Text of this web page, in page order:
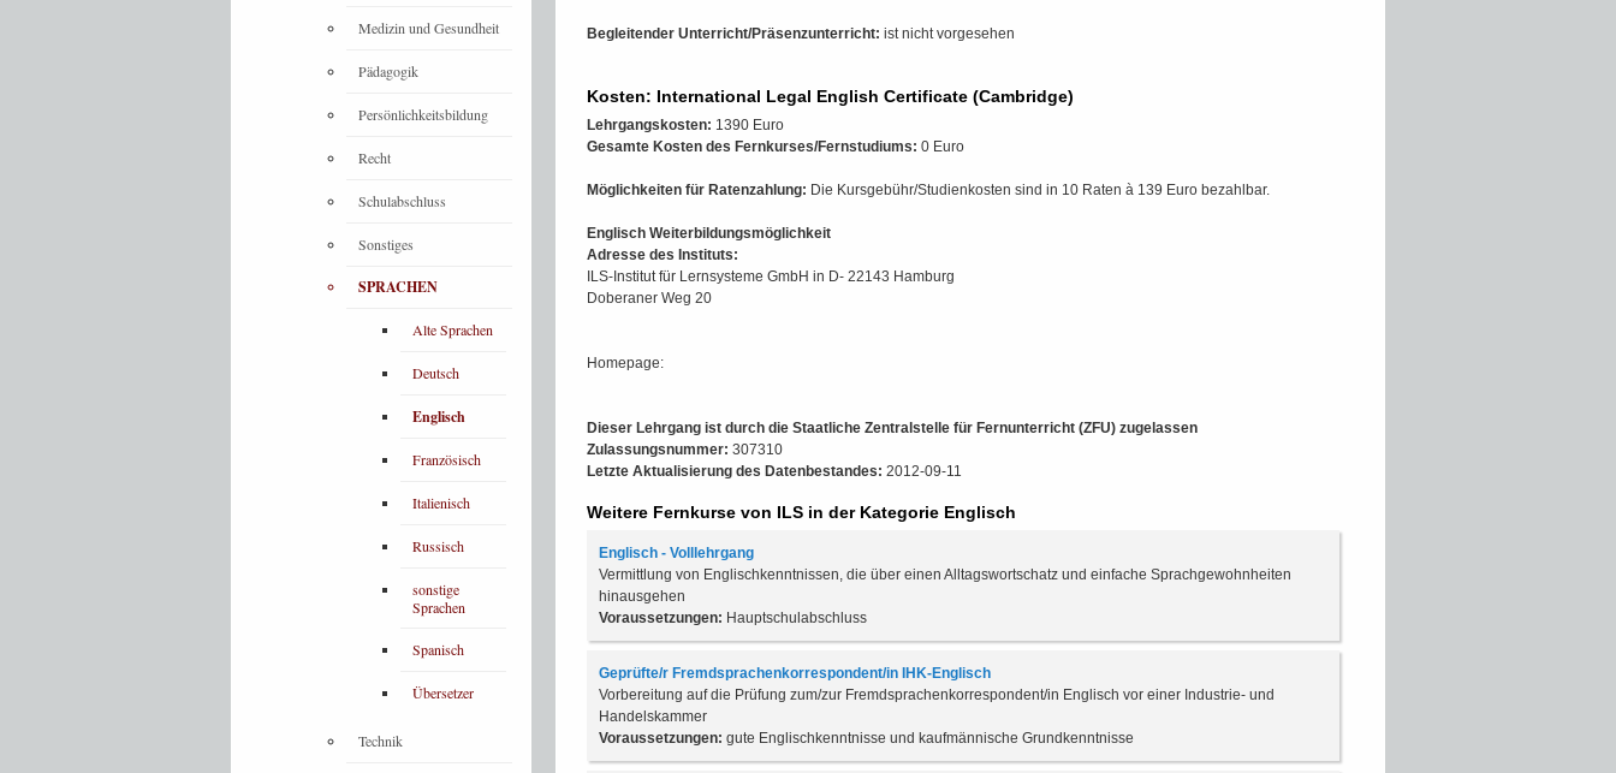
Begleitender Unterricht/Präsenzunterricht: ist nicht vorgesehen
Kosten: International Legal English Certificate (Cambridge)
Lehrgangskosten: 1390 Euro
Gesamte Kosten des Fernkurses/Fernstudiums: 0 Euro
Möglichkeiten für Ratenzahlung: Die Kursgebühr/Studienkosten sind in 10 Raten à 139 Euro bezahlbar.
Englisch Weiterbildungsmöglichkeit
Adresse des Instituts:
ILS-Institut für Lernsysteme GmbH in D- 22143 Hamburg
Doberaner Weg 20
Homepage:
Dieser Lehrgang ist durch die Staatliche Zentralstelle für Fernunterricht (ZFU) zugelassen
Zulassungsnummer: 307310
Letzte Aktualisierung des Datenbestandes: 2012-09-11
Weitere Fernkurse von ILS in der Kategorie Englisch
Englisch - Volllehrgang
Vermittlung von Englischkenntnissen, die über einen Alltagswortschatz und einfache Sprachgewohnheiten
hinausgehen
Voraussetzungen: Hauptschulabschluss
Geprüfte/r Fremdsprachenkorrespondent/in IHK-Englisch
Vorbereitung auf die Prüfung zum/zur Fremdsprachenkorrespondent/in Englisch vor einer Industrie- und
Handelskammer
Voraussetzungen: gute Englischkenntnisse und kaufmännische Grundkenntnisse
Medizin und Gesundheit
Pädagogik
Persönlichkeitsbildung
Recht
Schulabschluss
Sonstiges
SPRACHEN
Alte Sprachen
Deutsch
Englisch
Französisch
Italienisch
Russisch
sonstige
Sprachen
Spanisch
Übersetzer
Technik